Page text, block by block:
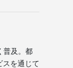
普及。都
スを通じて